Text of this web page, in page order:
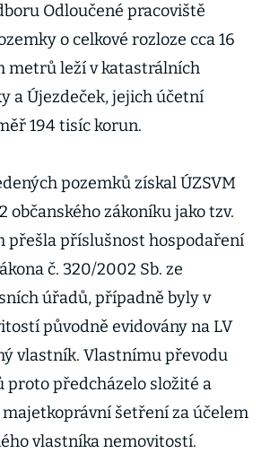
Odloučené pracoviště
o celkové rozloze cca 16
metrů leží v katastrálních
a Újezdeček, jejich účetní
194 tisíc korun.
pozemků získal ÚZSVM
občanského zákoníku jako tzv.
přešla příslušnost hospodaření
č. 320/2002 Sb. ze
úřadů, případně byly v
původně evidovány na LV
vlastník. Vlastnímu převodu
proto předcházelo složité a
majetkoprávní šetření za účelem
vlastníka nemovitostí.